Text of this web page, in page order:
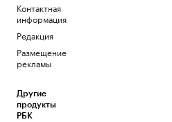
Контактная
информация
Редакция
Размещение
рекламы
Другие
продукты
РБК